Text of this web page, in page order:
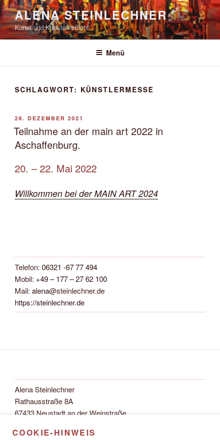
Zum
Inhalt
springen
ALENA STEINLECHNER
Kunst und Kunstunterricht
Menü
SCHLAGWORT: KÜNSTLERMESSE
VERÖFFENTLICHT
AM
28. DEZEMBER 2021
Teilnahme an der main art 2022 in
Aschaffenburg.
20. – 22. Mai 2022
Willkommen bei der MAIN ART 2024
Telefon: 06321 -67 77 494
Mobil: +49 – 177 – 27 62 100
Mail: alena@steinlechner.de
https://steinlechner.de
Alena Steinlechner
Rathausstraße 8A
67433 Neustadt an der Weinstraße
COOKIE-HINWEIS